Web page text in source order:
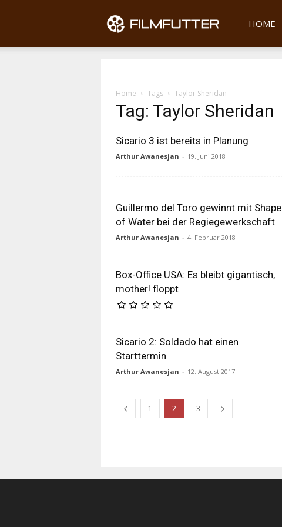
Filmfutter
HOME
Home Tags Taylor Sheridan
Tag: Taylor Sheridan
Sicario 3 ist bereits in Planung
Arthur Awanesjan - 19. Juni 2018
Guillermo del Toro gewinnt mit Shape
of Water bei der Regiegewerkschaft
Arthur Awanesjan - 4. Februar 2018
Box-Office USA: Es bleibt gigantisch,
mother! floppt
Sicario 2: Soldado hat einen
Starttermin
Arthur Awanesjan - 12. August 2017
1 2 3